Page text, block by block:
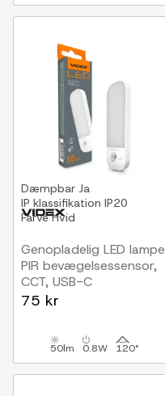
Dæmpbar Ja
IP klassifikation IP20
FarveHvid
Genopladelig LED lampe
PIR bevægelsessensor,
CCT, USB-C
75 kr
50lm 0.8W 120°